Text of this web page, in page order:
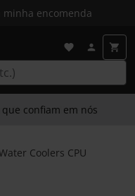
minha encomenda
confiam em nós
Coolers CPU